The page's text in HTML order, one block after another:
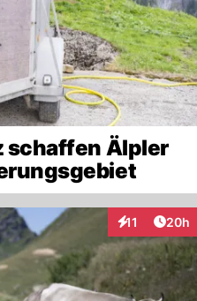
schaffen Älpler
11
Interaktionen
20h